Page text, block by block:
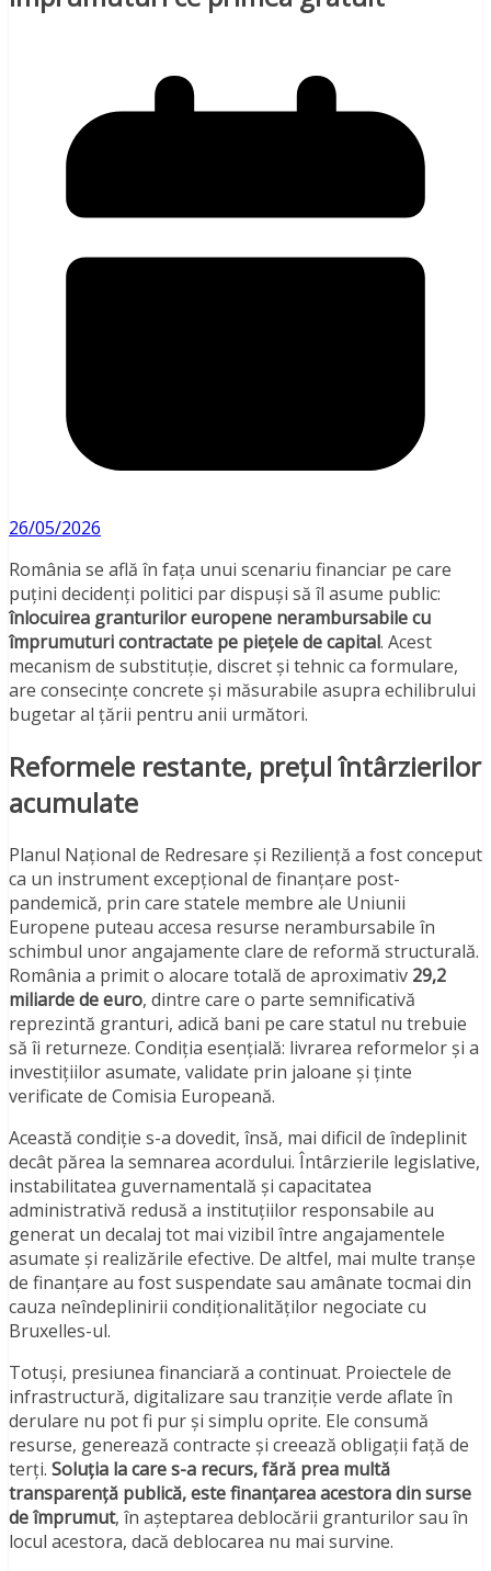
26/05/2026
România se află în fața unui scenariu financiar pe care
puțini decidenți politici par dispuși să îl asume public:
înlocuirea granturilor europene nerambursabile cu
împrumuturi contractate pe piețele de capital. Acest
mecanism de substituție, discret și tehnic ca formulare,
are consecințe concrete și măsurabile asupra echilibrului
bugetar al țării pentru anii următori.
Reformele restante, prețul întârzierilor
acumulate
Planul Național de Redresare și Reziliență a fost conceput
ca un instrument excepțional de finanțare post-
pandemică, prin care statele membre ale Uniunii
Europene puteau accesa resurse nerambursabile în
schimbul unor angajamente clare de reformă structurală.
România a primit o alocare totală de aproximativ 29,2
miliarde de euro, dintre care o parte semnificativă
reprezintă granturi, adică bani pe care statul nu trebuie
să îi returneze. Condiția esențială: livrarea reformelor și a
investițiilor asumate, validate prin jaloane și ținte
verificate de Comisia Europeană.
Această condiție s-a dovedit, însă, mai dificil de îndeplinit
decât părea la semnarea acordului. Întârzierile legislative,
instabilitatea guvernamentală și capacitatea
administrativă redusă a instituțiilor responsabile au
generat un decalaj tot mai vizibil între angajamentele
asumate și realizările efective. De altfel, mai multe tranșe
de finanțare au fost suspendate sau amânate tocmai din
cauza neîndeplinirii condiționalităților negociate cu
Bruxelles-ul.
Totuși, presiunea financiară a continuat. Proiectele de
infrastructură, digitalizare sau tranziție verde aflate în
derulare nu pot fi pur și simplu oprite. Ele consumă
resurse, generează contracte și creează obligații față de
terți. Soluția la care s-a recurs, fără prea multă
transparență publică, este finanțarea acestora din surse
de împrumut, în așteptarea deblocării granturilor sau în
locul acestora, dacă deblocarea nu mai survine.